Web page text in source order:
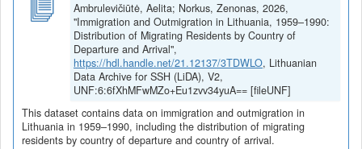
Ambrulevičiūtė, Aelita; Norkus, Zenonas, 2026,
"Immigration and Outmigration in Lithuania, 1959–1990:
Distribution of Migrating Residents by Country of
Departure and Arrival",
https://hdl.handle.net/21.12137/3TDWLO, Lithuanian
Data Archive for SSH (LiDA), V2,
UNF:6:6fXhMFwMZo+Eu1zvv34yuA== [fileUNF]
This dataset contains data on immigration and outmigration in
Lithuania in 1959–1990, including the distribution of migrating
residents by country of departure and country of arrival.